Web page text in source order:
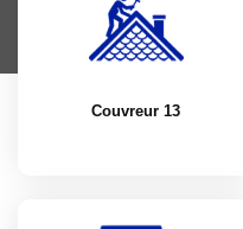
Couvreur 13